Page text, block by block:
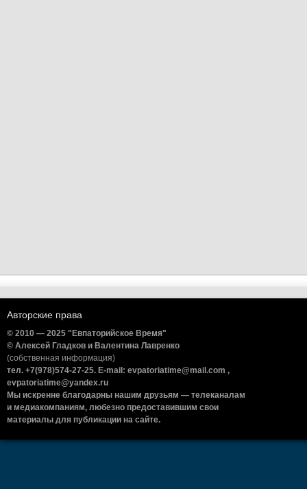
Авторские права
© 2010 — 2025 "Евпаторийское Время"
© Алексей Гладков и Валентина Лавренко
(собственная информация)
тел. +7(978)574-27-25. E-mail: evpatoriatime@mail.com ,
evpatoriatime@yandex.ru
Мы искренне благодарны нашим друзьям — телеканалам
и медиакомпаниям, любезно предоставившим свои
материалы для публикации на сайте.